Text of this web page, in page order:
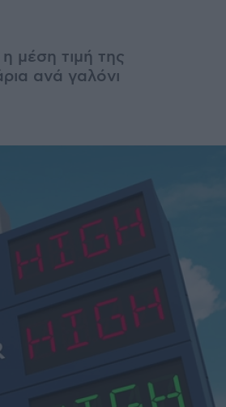
μέση τιμή της
ανά γαλόνι